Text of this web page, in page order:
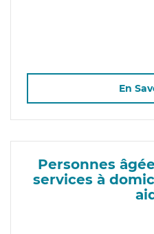
En
Personnes
services à